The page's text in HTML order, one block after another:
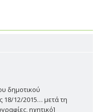
δημοτικού
18/12/2015… μετά τη
ηχητικό]